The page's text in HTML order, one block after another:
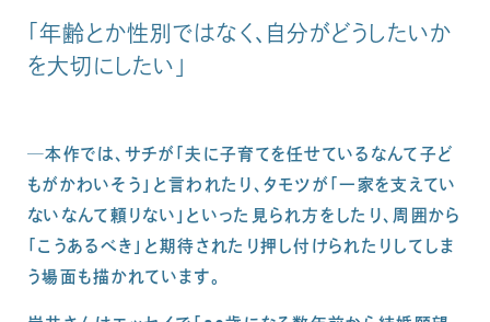
「年齢とか性別ではなく、自分がどうしたいか
を大切にしたい」
─本作では、サチが「夫に子育てを任せているなんて子ど
もがかわいそう」と言われたり、タモツが「一家を支えてい
ないなんて頼りない」といった見られ方をしたり、周囲から
「こうあるべき」と期待されたり押し付けられたりしてしま
う場面も描かれています。